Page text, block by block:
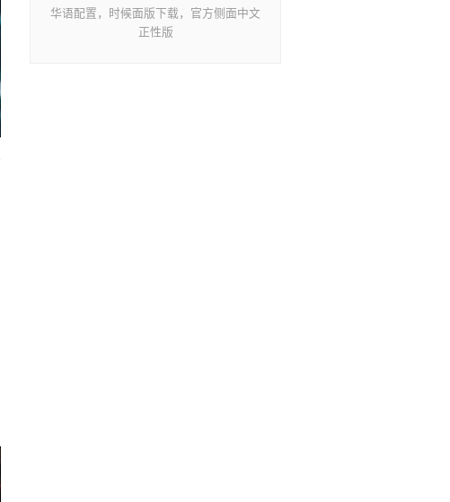
华语配置，时候面版下载，官方侧面中文
正性版